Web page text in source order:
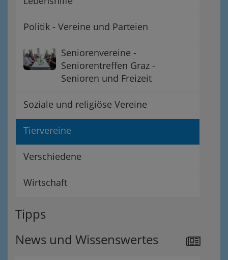
Politik - Vereine und Parteien
Seniorenvereine -
Seniorentreffen Graz -
Senioren und Freizeit
Soziale und religiöse Vereine
Tiervereine
Verschiedene
Wirtschaft
Tipps
News und Wissenswertes